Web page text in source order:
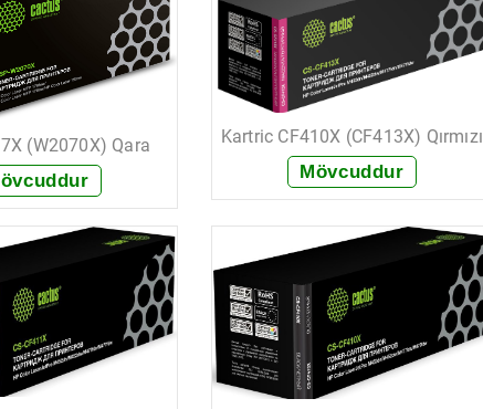
(W2070X) Qara
+ Sifariş et
Kartric CF410X (CF413X) Qırmızı
Mövcuddur